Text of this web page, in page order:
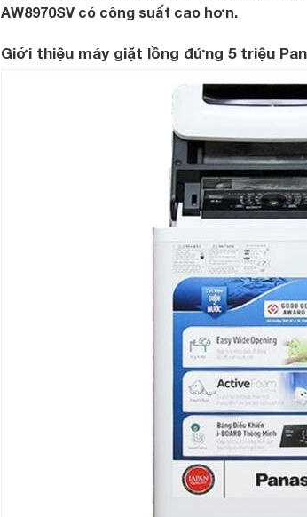
AW8970SV có công suất cao hơn.
Giới thiệu máy giặt lồng đứng 5 triệu